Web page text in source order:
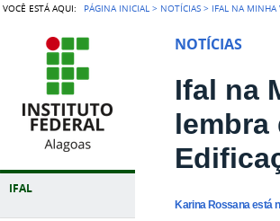
VOCÊ ESTÁ AQUI: PÁGINA INICIAL > NOTÍCIAS > IFAL NA MINHA
IFAL
NOTÍCIAS
Ifal na
Karina Rossana está